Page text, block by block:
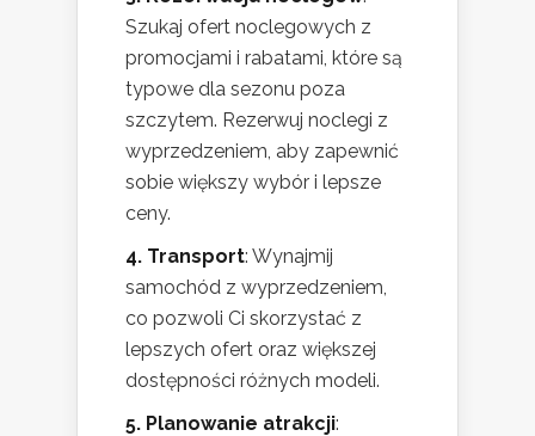
Szukaj ofert noclegowych z
promocjami i rabatami, które są
typowe dla sezonu poza
szczytem. Rezerwuj noclegi z
wyprzedzeniem, aby zapewnić
sobie większy wybór i lepsze
ceny.
4. Transport: Wynajmij
samochód z wyprzedzeniem,
co pozwoli Ci skorzystać z
lepszych ofert oraz większej
dostępności różnych modeli.
5. Planowanie atrakcji: